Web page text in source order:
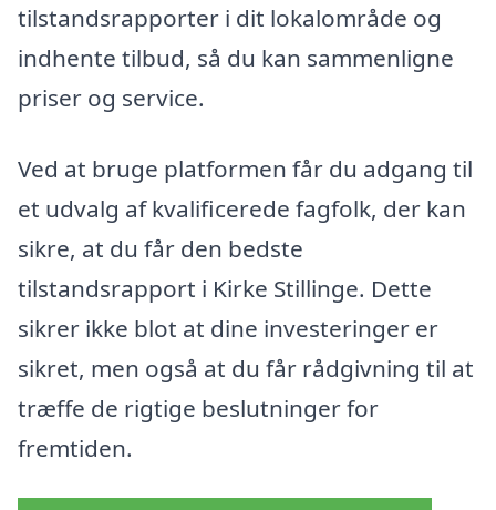
tilstandsrapporter i dit lokalområde og
indhente tilbud, så du kan sammenligne
priser og service.
Ved at bruge platformen får du adgang til
et udvalg af kvalificerede fagfolk, der kan
sikre, at du får den bedste
tilstandsrapport i Kirke Stillinge. Dette
sikrer ikke blot at dine investeringer er
sikret, men også at du får rådgivning til at
træffe de rigtige beslutninger for
fremtiden.